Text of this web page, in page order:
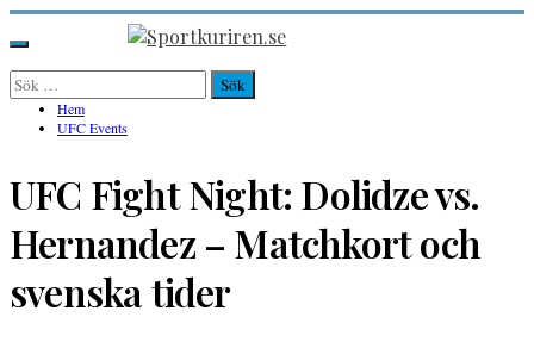
Hoppa
till
innehåll
Sportkuriren.se
Primär
meny
Sök
efter: Hem
UFC Events
UFC Fight Night: Dolidze vs.
Hernandez – Matchkort och
svenska tider